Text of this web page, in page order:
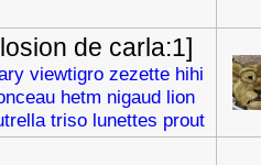
de carla:1]
viewtigro zezette hihi
hetm nigaud lion
triso lunettes prout